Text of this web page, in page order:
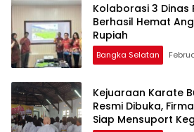
Kolaborasi 3 Dinas
Berhasil Hemat
Rupiah
Bangka Selatan
Kejuaraan Karate
Resmi Dibuka,
Siap Mensuport